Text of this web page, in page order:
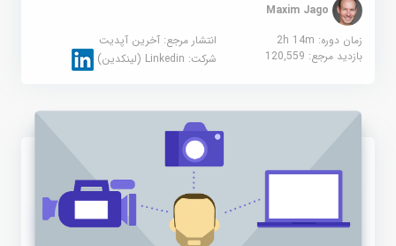
Maxim Jago
زمان دوره: 2h 14m
انتشار مرجع:آخرین آپدیت
بازدید مرجع:120,559 شرکت:Linkedin (لینکدین)